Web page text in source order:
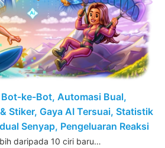
ke-Bot, Automasi Bual,
Stiker, Gaya AI Tersuai, Statistik
Senyap, Pengeluaran Reaksi
daripada 10 ciri baru…